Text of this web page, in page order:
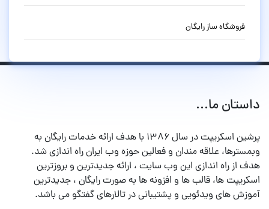
فروشگاه ساز رایگان
داستان ما...
پرشین اسکریپت در سال ۱۳۸۶ با هدف ارائه خدمات رایگان به
وبمسترها، علاقه مندان و فعالین حوزه وب ایران راه اندازی شد.
هدف از راه اندازی این وب سایت ، ارائه جدیدترین و بروزترین
اسکریپت ها، قالب ها و افزونه ها به صورت رایگان ، جدیدترین
آموزش های ویدئویی و پشتیبانی در تالارهای گفتگو می باشد.